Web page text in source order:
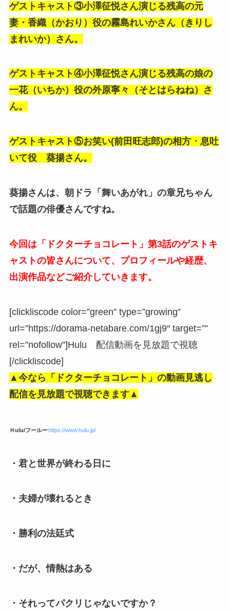
ゲストキャスト③小澤征悦さん演じる残高の元
妻・香織（かおり）役の霧島れいかさん（きりし
まれいか）さん。
ゲストキャスト④小澤征悦さん演じる残高の娘の
一花（いちか）役の外原寧々（そとはらねね）さ
ん。
ゲストキャスト⑤お笑い(前田旺志郎)の相方・息吐
いて役 葵揚さん。
葵揚さんは、朝ドラ「舞いあがれ」の章兄ちゃん
で話題の俳優さんですね。
今回は「ドクターチョコレート」第3話のゲストキ
ャストの皆さんについて、プロフィールや経歴、
出演作品などご紹介していきます。
[clickliscode color=”green” type=”growing”
url=”https://dorama-netabare.com/1gj9″ target=””
rel=”nofollow”]Hulu 配信動画を見放題で視聴
[/clickliscode]
▲今なら「ドクターチョコレート」の動画見逃し
配信を見放題で視聴できます▲
Ｈulu/フールーhttps://www.hulu.jp/
・君と世界が終わる日に
・夫婦が壊れるとき
・勝利の法廷式
・だが、情熱はある
・それってパクリじゃないですか？